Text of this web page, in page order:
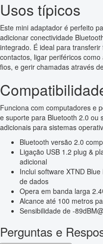
Usos típicos
Este mini adaptador é perfeito
adicionar conectividade
integrado. É ideal para
contactos, ligar periféricos
fios, e gerir chamadas através
Funciona com computadores e
e suporte para Bluetooth 2.0 ou
adicionais para sistemas
Bluetooth versão 2.0
Ligação USB 1.2 plug &
adicional
Inclui software XTND
de dados
Opera em banda larga
Alcance até 100 metros
Sensibilidade de -
Perguntas e